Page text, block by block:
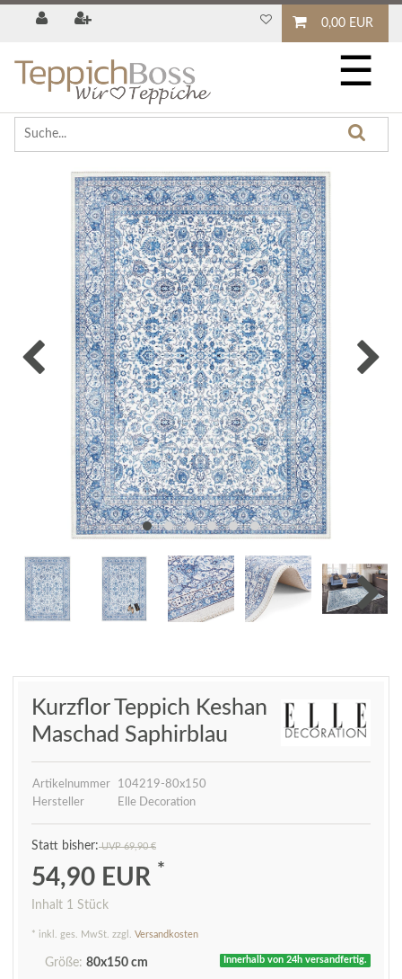
0,00 EUR
☰
Kurzflor Teppich Keshan
Maschad Saphirblau
Artikelnummer
104219-80x150
Hersteller
Elle Decoration
UVP 69,90 €
54,90 EUR *
Inhalt 1 Stück
* inkl. ges. MwSt. zzgl. Versandkosten
Innerhalb von 24h versandfertig.
Größe: 80x150 cm